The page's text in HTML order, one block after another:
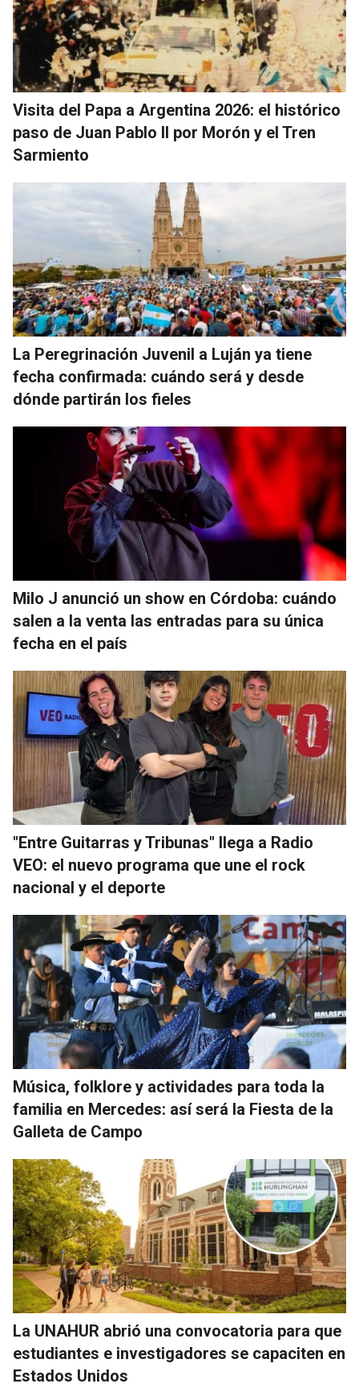
Visita del Papa a Argentina 2026: el histórico
paso de Juan Pablo II por Morón y el Tren
Sarmiento
La Peregrinación Juvenil a Luján ya tiene
fecha confirmada: cuándo será y desde
dónde partirán los fieles
Milo J anunció un show en Córdoba: cuándo
salen a la venta las entradas para su única
fecha en el país
"Entre Guitarras y Tribunas" llega a Radio
VEO: el nuevo programa que une el rock
nacional y el deporte
Música, folklore y actividades para toda la
familia en Mercedes: así será la Fiesta de la
Galleta de Campo
La UNAHUR abrió una convocatoria para que
estudiantes e investigadores se capaciten en
Estados Unidos